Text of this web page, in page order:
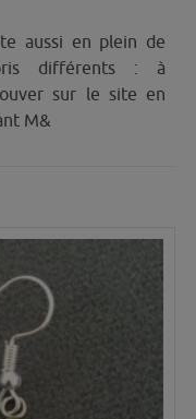
aussi en plein de
différents : à
sur le site en
M&